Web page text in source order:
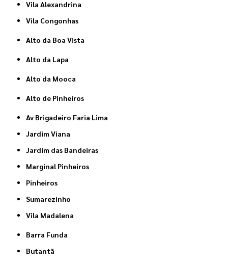
Vila Alexandrina
Vila Congonhas
Alto da Boa Vista
Alto da Lapa
Alto da Mooca
Alto de Pinheiros
Av Brigadeiro Faria Lima
Jardim Viana
Jardim das Bandeiras
Marginal Pinheiros
Pinheiros
Sumarezinho
Vila Madalena
Barra Funda
Butantã